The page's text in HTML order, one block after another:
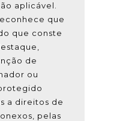
aplicável.
que
que conste
de
ou
a direitos de
pelas